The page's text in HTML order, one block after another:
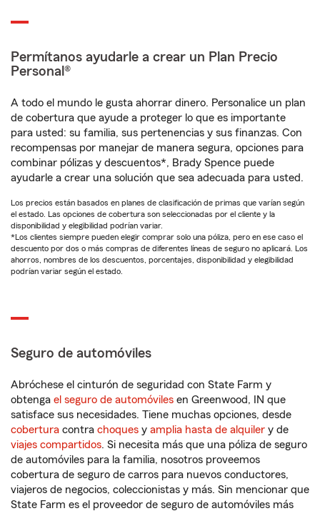
Permítanos ayudarle a crear un Plan Precio
Personal®
A todo el mundo le gusta ahorrar dinero. Personalice un plan
de cobertura que ayude a proteger lo que es importante
para usted: su familia, sus pertenencias y sus finanzas. Con
recompensas por manejar de manera segura, opciones para
combinar pólizas y descuentos*, Brady Spence puede
ayudarle a crear una solución que sea adecuada para usted.
Los precios están basados en planes de clasificación de primas que varían según
el estado. Las opciones de cobertura son seleccionadas por el cliente y la
disponibilidad y elegibilidad podrían variar.
*Los clientes siempre pueden elegir comprar solo una póliza, pero en ese caso el
descuento por dos o más compras de diferentes líneas de seguro no aplicará. Los
ahorros, nombres de los descuentos, porcentajes, disponibilidad y elegibilidad
podrían variar según el estado.
Seguro de automóviles
Abróchese el cinturón de seguridad con State Farm y
obtenga el seguro de automóviles en Greenwood, IN que
satisface sus necesidades. Tiene muchas opciones, desde
cobertura contra choques y amplia hasta de alquiler y de
viajes compartidos. Si necesita más que una póliza de seguro
de automóviles para la familia, nosotros proveemos
cobertura de seguro de carros para nuevos conductores,
viajeros de negocios, coleccionistas y más. Sin mencionar que
State Farm es el proveedor de seguro de automóviles más